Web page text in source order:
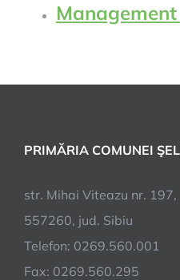
PRIMĂRIA COMUNEI
str. Mihai Viteazu nr. 197,
557260, jud. Sibiu
Telefon: 0269.560.001
Fax: 0269.560.295